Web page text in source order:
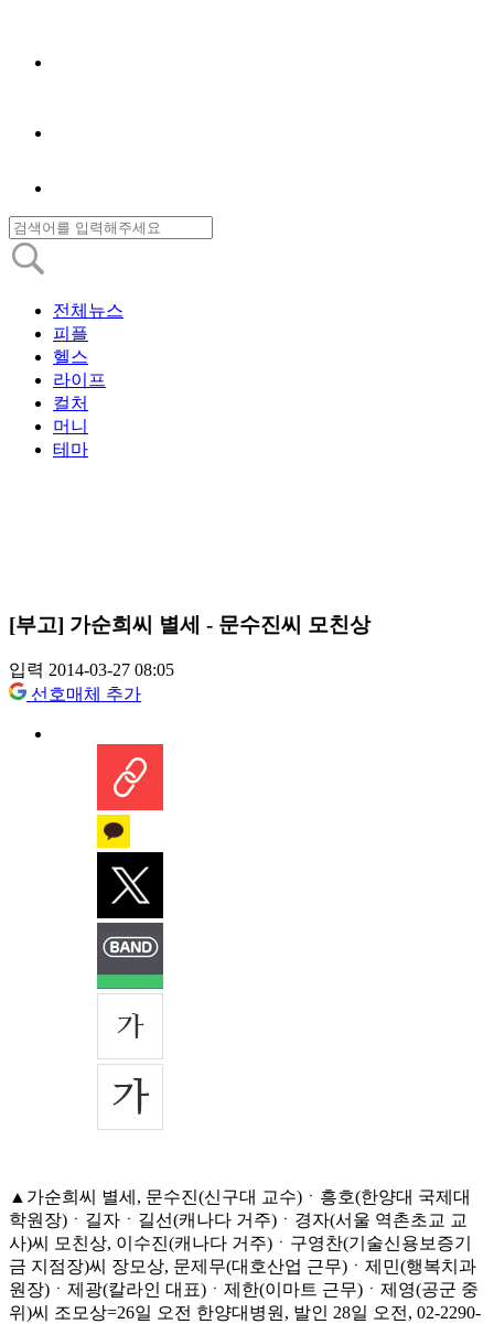
전체뉴스
피플
헬스
라이프
컬처
머니
테마
[부고] 가순희씨 별세 - 문수진씨 모친상
입력 2014-03-27 08:05
선호매체 추가
▲가순희씨 별세, 문수진(신구대 교수)ㆍ흥호(한양대 국제대
학원장)ㆍ길자ㆍ길선(캐나다 거주)ㆍ경자(서울 역촌초교 교
사)씨 모친상, 이수진(캐나다 거주)ㆍ구영찬(기술신용보증기
금 지점장)씨 장모상, 문제무(대호산업 근무)ㆍ제민(행복치과
원장)ㆍ제광(칼라인 대표)ㆍ제한(이마트 근무)ㆍ제영(공군 중
위)씨 조모상=26일 오전 한양대병원, 발인 28일 오전, 02-2290-